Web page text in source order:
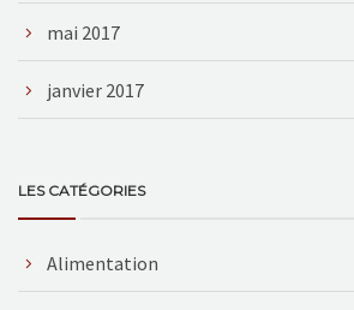
mai 2017
janvier 2017
LES CATÉGORIES
Alimentation